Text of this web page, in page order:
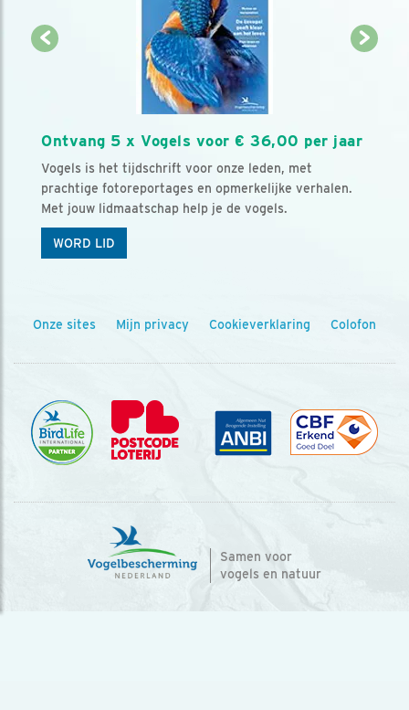
Ontvang 5 x Vogels voor € 36,00 per jaar
Vogels is het tijdschrift voor onze leden, met
prachtige fotoreportages en opmerkelijke verhalen.
Met jouw lidmaatschap help je de vogels.
WORD LID
Onze sites Mijn privacy Cookieverklaring Colofon
Samen voor
vogels en natuur